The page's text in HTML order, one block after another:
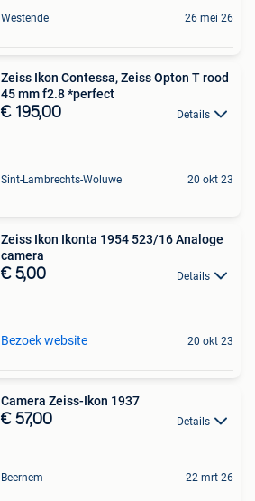
Westende 26 mei 26
Zeiss Ikon Contessa, Zeiss Opton T rood
45 mm f2.8 *perfect
€ 195,00 Details
Sint-Lambrechts-Woluwe 20 okt 23
Zeiss Ikon Ikonta 1954 523/16 Analoge
camera
€ 5,00 Details
Bezoek website 20 okt 23
Camera Zeiss-Ikon 1937
€ 57,00 Details
Beernem 22 mrt 26